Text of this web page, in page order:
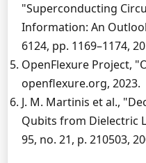
"Superconducting
Information: An
6124, pp. 1169–1174,
OpenFlexure Project,
openflexure.org, 2023.
J. M. Martinis et al.,
Qubits from Dielectric
95, no. 21, p. 210503,